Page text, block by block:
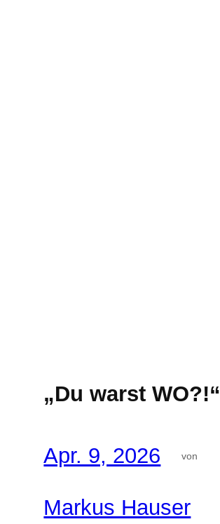
„Du warst WO?!“
Apr. 9, 2026 von
Markus Hauser